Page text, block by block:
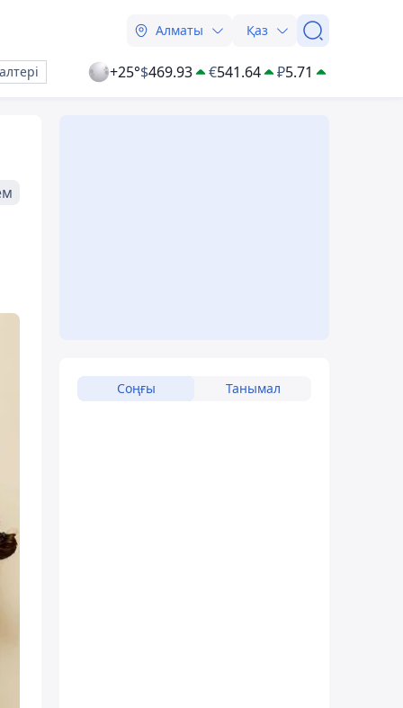
Алматы Қаз
+25°$469.93 €541.64 ₽5.71
Соңғы Танымал